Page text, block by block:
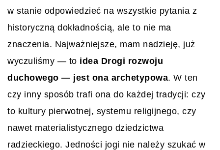
w stanie odpowiedzieć na wszystkie pytania z
historyczną dokładnością, ale to nie ma
znaczenia. Najważniejsze, mam nadzieję, już
wyczuliśmy — to idea Drogi rozwoju
duchowego — jest ona archetypowa. W ten
czy inny sposób trafi ona do każdej tradycji: czy
to kultury pierwotnej, systemu religijnego, czy
nawet materialistycznego dziedzictwa
radzieckiego. Jedności jogi nie należy szukać w